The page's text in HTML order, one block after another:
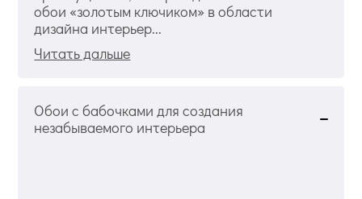
обои «золотым ключиком» в области
дизайна интерьер...
Читать дальше
Обои с бабочками для создания
незабываемого интерьера